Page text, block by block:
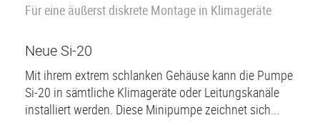
Für eine äußerst diskrete Montage in Klimageräte
Neue Si-20
Mit ihrem extrem schlanken Gehäuse kann die Pumpe
Si-20 in sämtliche Klimageräte oder Leitungskanäle
installiert werden. Diese Minipumpe zeichnet sich...